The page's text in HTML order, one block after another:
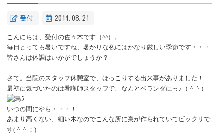
受付 2014.08.21
こんにちは、受付の佐々木です（^^）。
毎日とっても暑いですね、暑がりな私にはかなり厳しい季節です・・・
皆さんは体調はいかがでしょうか？
さて。当院のスタッフ休憩室で、ほっこりする出来事がありました！
最初に気づいたのは看護師スタッフで、なんとベランダにっ♪（＾＾）
いつの間にやら・・・！
あまり高くない、細い木なのでこんな所に巣が作られていてビックリで
す(＾＾；)